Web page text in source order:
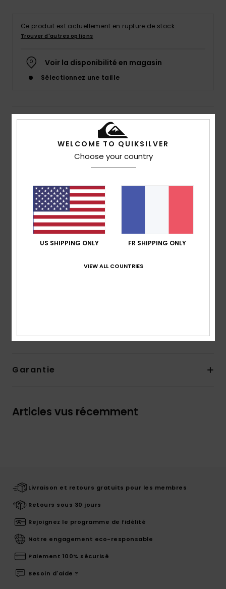
Ce produit est actuellement en rupture de stock.
Trouver d'autres options
Voir la disponibilité en magasin
Sélectionnez une taille
Details & caractéristiques
Top néoprène Noir Homme
Code couleur kvd0
Caractéristiques
Néoprène : néoprène STRETCHFlight ECO
Coutures : coutures plates - douces, flexibles et
durables
Boucle porte-clés
Livraison & Retours
Garantie
Articles vus récemment
Livraison et retours gratuits pour les membres
Retours sous 30 jours
Rejoignez le programme de fidélité
Notre engagement eco-responsable
Paiement 100% sécurisé
Besoin d'aide ?
WELCOME TO QUIKSILVER
Choose your country
US SHIPPING ONLY FR SHIPPING ONLY
VIEW ALL COUNTRIES